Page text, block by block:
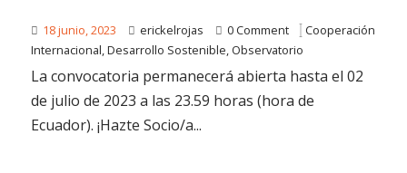
18 junio, 2023 erickelrojas 0 Comment
Cooperación
Internacional,Desarrollo Sostenible, Observatorio
La convocatoria permanecerá abierta hasta el 02
de julio de 2023 a las 23.59 horas (hora de
Ecuador). ¡Hazte Socio/a...